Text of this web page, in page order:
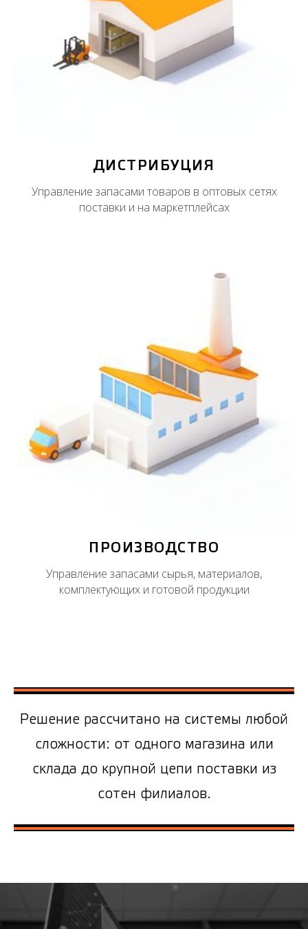
ДИСТРИБУЦИЯ
Управление запасами товаров в оптовых сетях
поставки и на маркетплейсах
ПРОИЗВОДСТВО
Управление запасами сырья, материалов,
комплектующих и готовой продукции
Решение рассчитано на системы любой
сложности: от одного магазина или
склада до крупной цепи поставки из
сотен филиалов.